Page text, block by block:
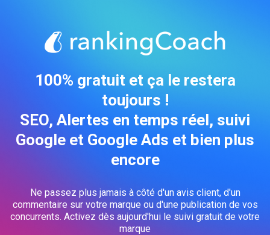
100% gratuit et ça le restera
toujours !
SEO, Alertes en temps réel, suivi
Google et Google Ads et bien plus
encore
Ne passez plus jamais à côté d'un avis client, d'un
commentaire sur votre marque ou d'une publication de vos
concurrents. Activez dès aujourd'hui le suivi gratuit de votre
marque